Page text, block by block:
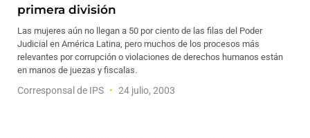
primera división
Las mujeres aún no llegan a 50 por ciento de las filas del Poder
Judicial en América Latina, pero muchos de los procesos más
relevantes por corrupción o violaciones de derechos humanos están
en manos de juezas y fiscalas.
Corresponsal de IPS 24 julio, 2003